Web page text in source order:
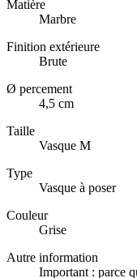
Matière
Marbre
Finition extérieure
Brute
Ø percement
4,5 cm
Taille
Vasque M
Type
Vasque à poser
Couleur
Grise
Autre information
Important : parce